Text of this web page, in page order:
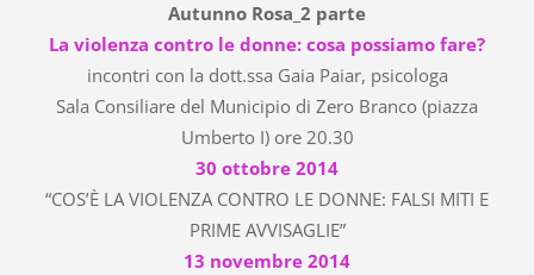
Autunno Rosa_2 parte
La violenza contro le donne: cosa possiamo fare?
incontri con la dott.ssa Gaia Paiar, psicologa
Sala Consiliare del Municipio di Zero Branco (piazza
Umberto I) ore 20.30
30 ottobre 2014
“COS’È LA VIOLENZA CONTRO LE DONNE: FALSI MITI E
PRIME AVVISAGLIE”
13 novembre 2014